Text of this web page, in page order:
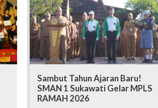
Sambut Tahun Ajaran Baru!
SMAN 1 Sukawati Gelar MPLS
RAMAH 2026